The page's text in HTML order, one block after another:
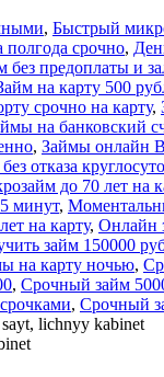
, Быстрый
полгода срочно,
без предоплаты и
на карту 500
срочно на карту,
на банковский
, Займы онлайн
отказа
до 70 лет на
минут,
на карту, Онлайн
займ 150000
на карту ночью,
, Срочный займ
, Срочный
lichnyy kabinet